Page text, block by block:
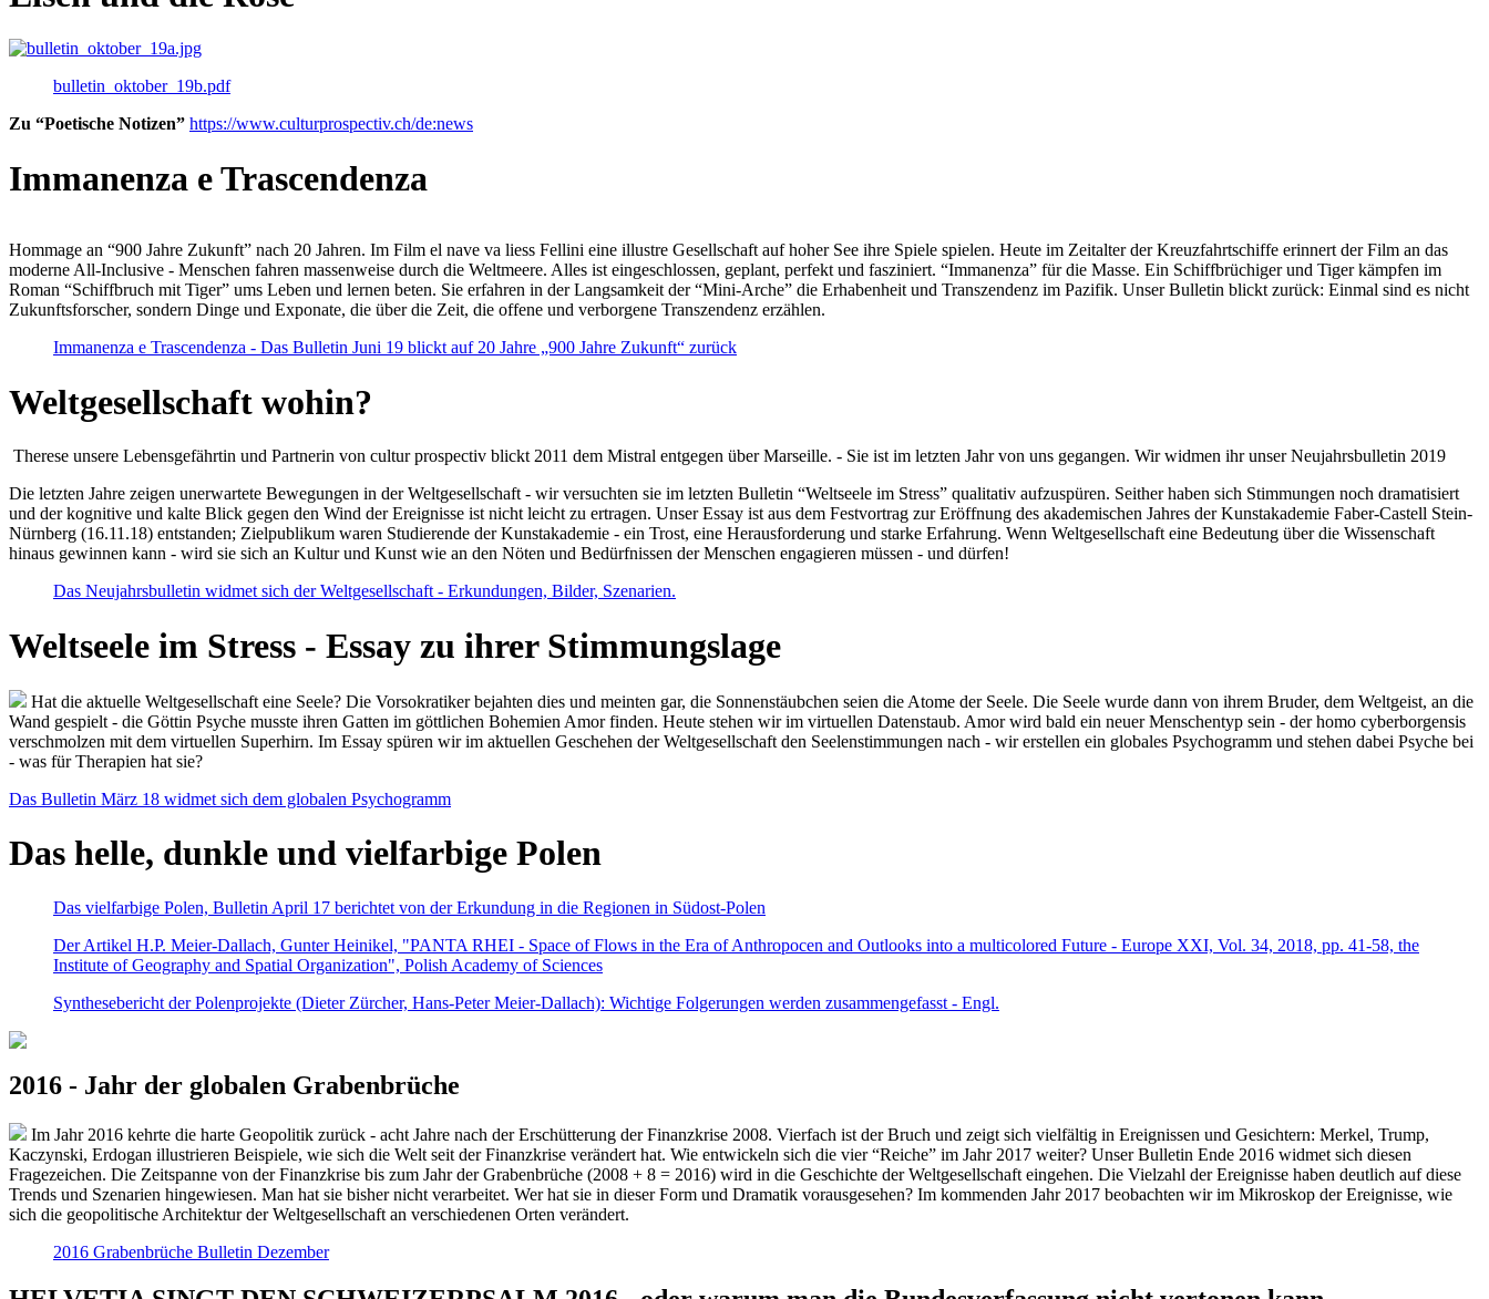
bulletin_oktober_19b.pdf
Zu “Poetische Notizen” https://www.culturprospectiv.ch/de:news
Immanenza e Trascendenza
Hommage an “900 Jahre Zukunft” nach 20 Jahren. Im Film el nave va liess Fellini eine illustre Gesellschaft auf hoher See ihre Spiele spielen. Heute im Zeitalter der Kreuzfahrtschiffe erinnert der Film an das
moderne All-Inclusive - Menschen fahren massenweise durch die Weltmeere. Alles ist eingeschlossen, geplant, perfekt und fasziniert. “Immanenza” für die Masse. Ein Schiffbrüchiger und Tiger kämpfen im
Roman “Schiffbruch mit Tiger” ums Leben und lernen beten. Sie erfahren in der Langsamkeit der “Mini-Arche” die Erhabenheit und Transzendenz im Pazifik. Unser Bulletin blickt zurück: Einmal sind es nicht
Zukunftsforscher, sondern Dinge und Exponate, die über die Zeit, die offene und verborgene Transzendenz erzählen.
Immanenza e Trascendenza - Das Bulletin Juni 19 blickt auf 20 Jahre „900 Jahre Zukunft“ zurück
Weltgesellschaft wohin?
Therese unsere Lebensgefährtin und Partnerin von cultur prospectiv blickt 2011 dem Mistral entgegen über Marseille. - Sie ist im letzten Jahr von uns gegangen. Wir widmen ihr unser Neujahrsbulletin 2019
Die letzten Jahre zeigen unerwartete Bewegungen in der Weltgesellschaft - wir versuchten sie im letzten Bulletin “Weltseele im Stress” qualitativ aufzuspüren. Seither haben sich Stimmungen noch dramatisiert
und der kognitive und kalte Blick gegen den Wind der Ereignisse ist nicht leicht zu ertragen. Unser Essay ist aus dem Festvortrag zur Eröffnung des akademischen Jahres der Kunstakademie Faber-Castell Stein-
Nürnberg (16.11.18) entstanden; Zielpublikum waren Studierende der Kunstakademie - ein Trost, eine Herausforderung und starke Erfahrung. Wenn Weltgesellschaft eine Bedeutung über die Wissenschaft
hinaus gewinnen kann - wird sie sich an Kultur und Kunst wie an den Nöten und Bedürfnissen der Menschen engagieren müssen - und dürfen!
Das Neujahrsbulletin widmet sich der Weltgesellschaft - Erkundungen, Bilder, Szenarien.
Weltseele im Stress - Essay zu ihrer Stimmungslage
Hat die aktuelle Weltgesellschaft eine Seele? Die Vorsokratiker bejahten dies und meinten gar, die Sonnenstäubchen seien die Atome der Seele. Die Seele wurde dann von ihrem Bruder, dem Weltgeist, an die
Wand gespielt - die Göttin Psyche musste ihren Gatten im göttlichen Bohemien Amor finden. Heute stehen wir im virtuellen Datenstaub. Amor wird bald ein neuer Menschentyp sein - der homo cyberborgensis
verschmolzen mit dem virtuellen Superhirn. Im Essay spüren wir im aktuellen Geschehen der Weltgesellschaft den Seelenstimmungen nach - wir erstellen ein globales Psychogramm und stehen dabei Psyche bei
- was für Therapien hat sie?
Das Bulletin März 18 widmet sich dem globalen Psychogramm
Das helle, dunkle und vielfarbige Polen
Das vielfarbige Polen, Bulletin April 17 berichtet von der Erkundung in die Regionen in Südost-Polen
Der Artikel H.P. Meier-Dallach, Gunter Heinikel, "PANTA RHEI - Space of Flows in the Era of Anthropocen and Outlooks into a multicolored Future - Europe XXI, Vol. 34, 2018, pp. 41-58, the
Institute of Geography and Spatial Organization", Polish Academy of Sciences
Synthesebericht der Polenprojekte (Dieter Zürcher, Hans-Peter Meier-Dallach): Wichtige Folgerungen werden zusammengefasst - Engl.
2016 - Jahr der globalen Grabenbrüche
Im Jahr 2016 kehrte die harte Geopolitik zurück - acht Jahre nach der Erschütterung der Finanzkrise 2008. Vierfach ist der Bruch und zeigt sich vielfältig in Ereignissen und Gesichtern: Merkel, Trump,
Kaczynski, Erdogan illustrieren Beispiele, wie sich die Welt seit der Finanzkrise verändert hat. Wie entwickeln sich die vier “Reiche” im Jahr 2017 weiter? Unser Bulletin Ende 2016 widmet sich diesen
Fragezeichen. Die Zeitspanne von der Finanzkrise bis zum Jahr der Grabenbrüche (2008 + 8 = 2016) wird in die Geschichte der Weltgesellschaft eingehen. Die Vielzahl der Ereignisse haben deutlich auf diese
Trends und Szenarien hingewiesen. Man hat sie bisher nicht verarbeitet. Wer hat sie in dieser Form und Dramatik vorausgesehen? Im kommenden Jahr 2017 beobachten wir im Mikroskop der Ereignisse, wie
sich die geopolitische Architektur der Weltgesellschaft an verschiedenen Orten verändert.
2016 Grabenbrüche Bulletin Dezember